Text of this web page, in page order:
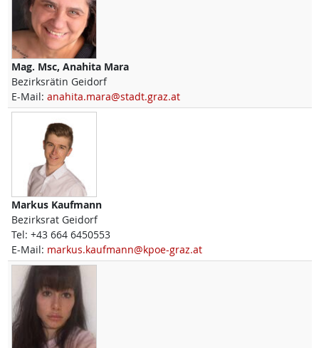
Mag. Msc, Anahita Mara
Bezirksrätin Geidorf
E-Mail: anahita.mara@stadt.graz.at
Markus Kaufmann
Bezirksrat Geidorf
Tel: +43 664 6450553
E-Mail: markus.kaufmann@kpoe-graz.at